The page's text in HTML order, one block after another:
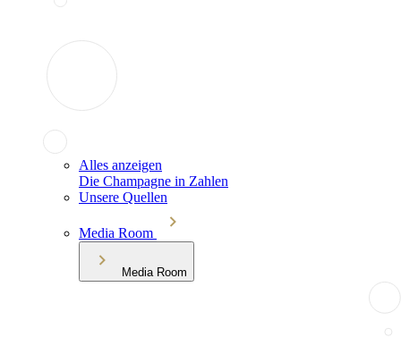
Alles anzeigen
Die Champagne in Zahlen
Unsere Quellen
Media Room
Media Room